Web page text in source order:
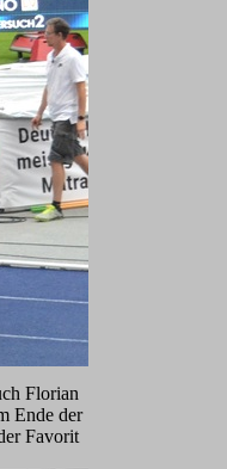
Florian
Ende der
Favorit